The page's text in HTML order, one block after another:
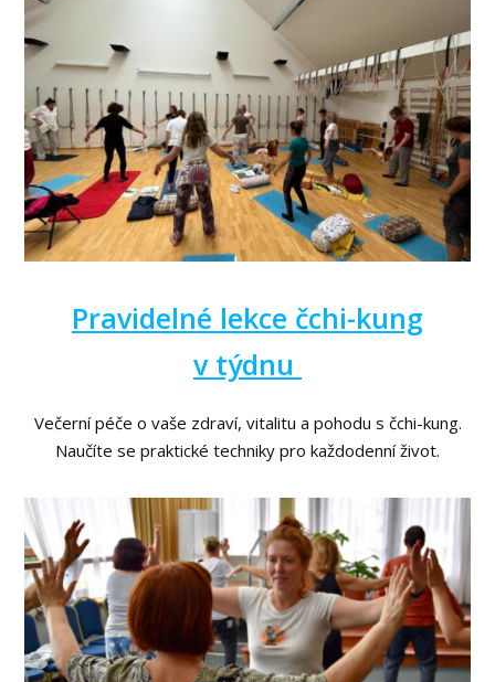
Pravidelné lekce čchi-kung
v týdnu
Večerní péče o vaše zdraví, vitalitu a pohodu s čchi-kung.
Naučíte se praktické techniky pro každodenní život.